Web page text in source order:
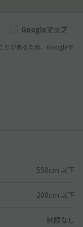
Googleマップ
とがあるため、Googleマ
550cm 以下
200cm 以下
制限なし